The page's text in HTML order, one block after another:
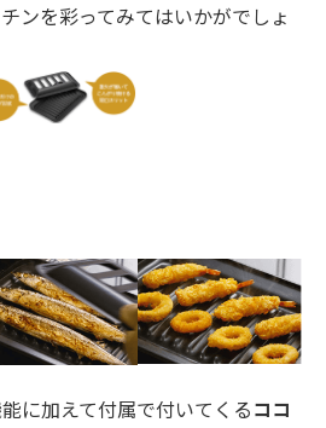
ンを彩ってみてはいかがでしょ
に加えて付属で付いてくるココ